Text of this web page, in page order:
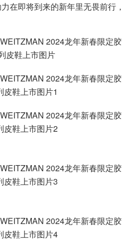
在即将到来的新年里无畏前行，